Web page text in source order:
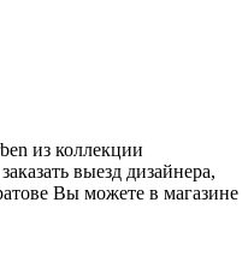
из коллекции
выезд дизайнера,
Вы можете в магазине